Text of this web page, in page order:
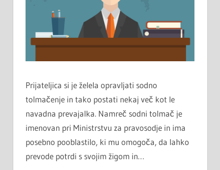
Prijateljica si je želela opravljati sodno
tolmačenje in tako postati nekaj več kot le
navadna prevajalka. Namreč sodni tolmač je
imenovan pri Ministrstvu za pravosodje in ima
posebno pooblastilo, ki mu omogoča, da lahko
prevode potrdi s svojim žigom in…